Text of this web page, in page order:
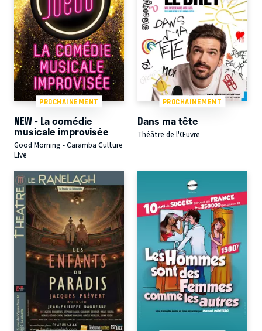
PROCHAINEMENT
NEW - La comédie
musicale improvisée
Good Morning - Caramba Culture
LIve
PROCHAINEMENT
Dans ma tête
Théâtre de l'Œuvre